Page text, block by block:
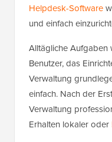
Helpdesk-Software
und einfach
Alltägliche Aufgaben
Benutzer, das
Verwaltung
einfach. Nach der
Verwaltung
Erhalten lokaler oder